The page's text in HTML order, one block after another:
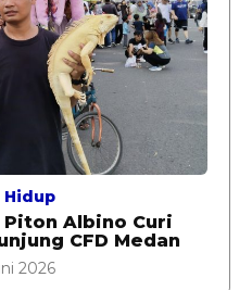
Hidup
Piton Albino Curi
CFD Medan
2026